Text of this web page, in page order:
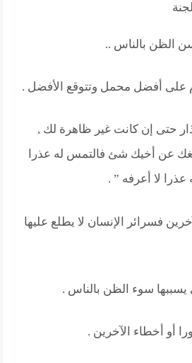
الظن بالناس ..
على أفضل محمل وتتوقع الأفضل .
حتى إن كانت غير ظاهرة لك ,
عن أخيك شئ فالتمس له عذرا
لا أعرفه ” .
فسرائر الإنسان لا يطلع عليها
يسببها سوء الظن بالناس .
أو أخطاء الآخرين .